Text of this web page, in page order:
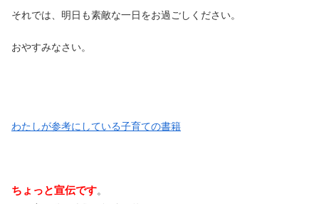
それでは、明日も素敵な一日をお過ごしください。
おやすみなさい。
わたしが参考にしている子育ての書籍
ちょっと宣伝です。